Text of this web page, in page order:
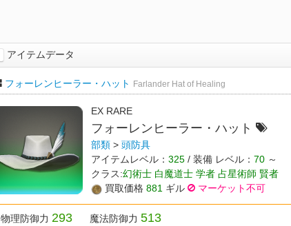
アイテムデータ
フォーレンヒーラー・ハット Farlander Hat of Healing
EX RARE
フォーレンヒーラー・ハット
部類 > 頭防具
アイテムレベル： 325 / 装備 レベル： 70 ～
クラス:幻術士 白魔道士 学者 占星術師 賢者
買取価格 881 ギル マーケット不可
物理防御力 293 魔法防御力 513